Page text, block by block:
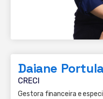
Daiane
CRECI
Gestora financeira e